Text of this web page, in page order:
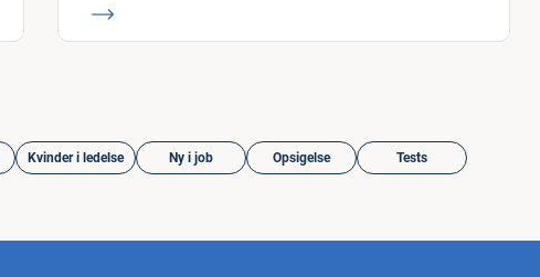
Kvinder i ledelse Ny i job Opsigelse Tests